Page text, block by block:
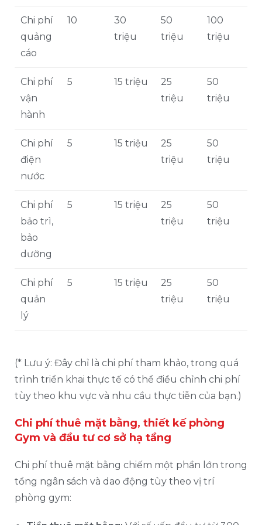
Chi phí
quảng
cáo
10
30
triệu
50
triệu
100
triệu
Chi phí
vận
hành
5 15 triệu
25
triệu
50
triệu
Chi phí
điện
nước
5 15 triệu
25
triệu
50
triệu
Chi phí
bảo trì,
bảo
dưỡng
5 15 triệu
25
triệu
50
triệu
Chi phí
quản
lý
5 15 triệu
25
triệu
50
triệu
(* Lưu ý: Đây chỉ là chi phí tham khảo, trong quá
trình triển khai thực tế có thể điều chỉnh chi phí
tùy theo khu vực và nhu cầu thực tiễn của bạn.)
Chi phí thuê mặt bằng, thiết kế phòng
Gym và đầu tư cơ sở hạ tầng
Chi phí thuê mặt bằng chiếm một phần lớn trong
tổng ngân sách và dao động tùy theo vị trí
phòng gym: